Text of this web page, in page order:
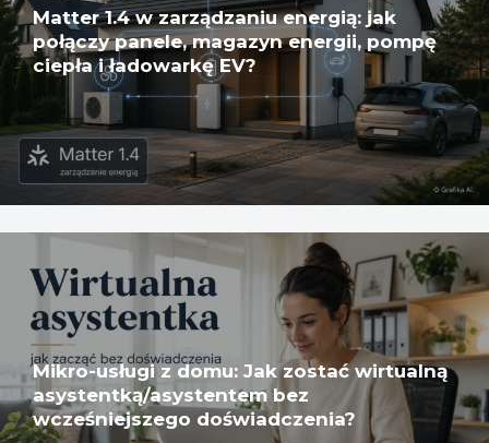
Matter 1.4 w zarządzaniu energią: jak
połączy panele, magazyn energii, pompę
ciepła i ładowarkę EV?
Mikro-usługi z domu: Jak zostać wirtualną
asystentką/asystentem bez
wcześniejszego doświadczenia?